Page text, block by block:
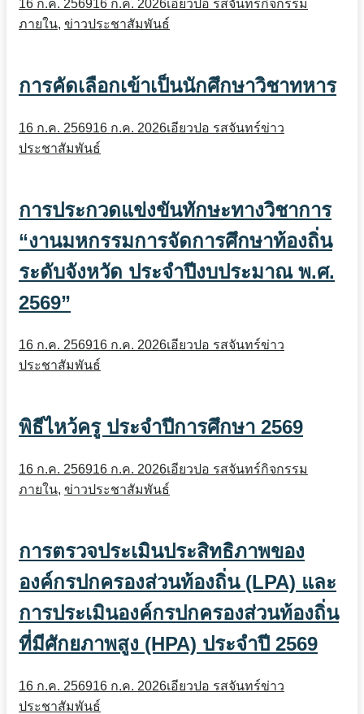
16 ก.ค. 256916 ก.ค. 2026เอียวปอ รสจันทร์กิจกรรม
ภายใน, ข่าวประชาสัมพันธ์
การคัดเลือกเข้าเป็นนักศึกษาวิชาทหาร
16 ก.ค. 256916 ก.ค. 2026เอียวปอ รสจันทร์ข่าว
ประชาสัมพันธ์
การประกวดแข่งขันทักษะทางวิชาการ
“งานมหกรรมการจัดการศึกษาท้องถิ่น
ระดับจังหวัด ประจำปีงบประมาณ พ.ศ.
2569”
16 ก.ค. 256916 ก.ค. 2026เอียวปอ รสจันทร์ข่าว
ประชาสัมพันธ์
พิธีไหว้ครู ประจำปีการศึกษา 2569
16 ก.ค. 256916 ก.ค. 2026เอียวปอ รสจันทร์กิจกรรม
ภายใน, ข่าวประชาสัมพันธ์
การตรวจประเมินประสิทธิภาพของ
องค์กรปกครองส่วนท้องถิ่น (LPA) และ
การประเมินองค์กรปกครองส่วนท้องถิ่น
ที่มีศักยภาพสูง (HPA) ประจำปี 2569
16 ก.ค. 256916 ก.ค. 2026เอียวปอ รสจันทร์ข่าว
ประชาสัมพันธ์